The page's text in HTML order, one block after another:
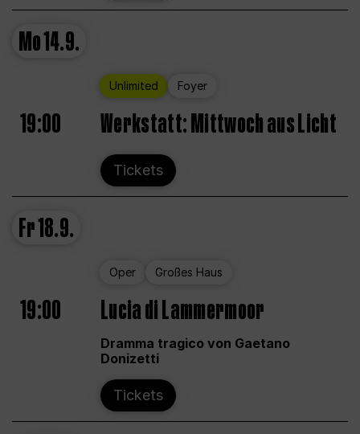
Mo14.9.
Unlimited Foyer
19:00 Werkstatt: Mittwoch aus Licht
Tickets
Fr18.9.
Oper Großes Haus
19:00 Lucia di Lammermoor
Dramma tragico von Gaetano
Donizetti
Tickets